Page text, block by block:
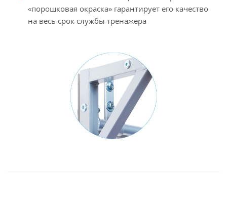
«порошковая окраска» гарантирует его качество
на весь срок службы тренажера